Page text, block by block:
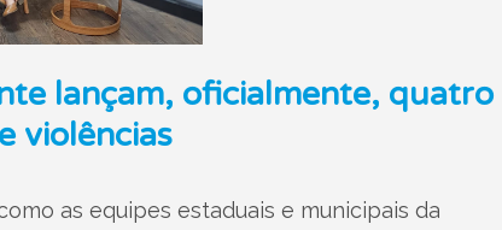
lançam, oficialmente, quatro
violências
as equipes estaduais e municipais da